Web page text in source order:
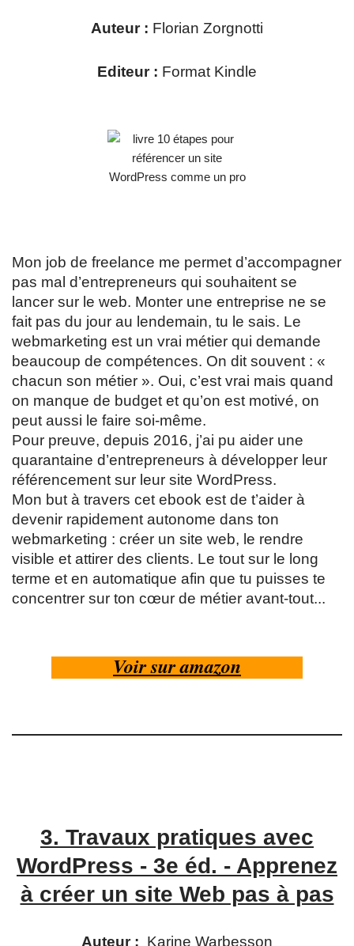
Auteur : Florian Zorgnotti
Editeur : Format Kindle
Mon job de freelance me permet d’accompagner
pas mal d’entrepreneurs qui souhaitent se
lancer sur le web. Monter une entreprise ne se
fait pas du jour au lendemain, tu le sais. Le
webmarketing est un vrai métier qui demande
beaucoup de compétences. On dit souvent : «
chacun son métier ». Oui, c’est vrai mais quand
on manque de budget et qu’on est motivé, on
peut aussi le faire soi-même.
Pour preuve, depuis 2016, j’ai pu aider une
quarantaine d’entrepreneurs à développer leur
référencement sur leur site WordPress.
Mon but à travers cet ebook est de t’aider à
devenir rapidement autonome dans ton
webmarketing : créer un site web, le rendre
visible et attirer des clients. Le tout sur le long
terme et en automatique afin que tu puisses te
concentrer sur ton cœur de métier avant-tout...
Voir sur amazon
3. Travaux pratiques avec
WordPress - 3e éd. - Apprenez
à créer un site Web pas à pas
Auteur : Karine Warbesson